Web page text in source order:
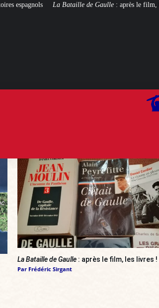
de Gaulle: après le film, les livres ! [CINÉMA]
La Bataille de Gaulle : après le film, les livres !
Par Frédéric Sirgant